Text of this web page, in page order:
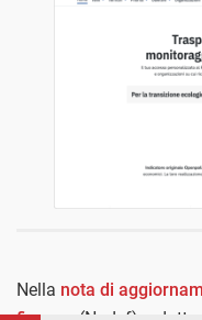
Nella nota di